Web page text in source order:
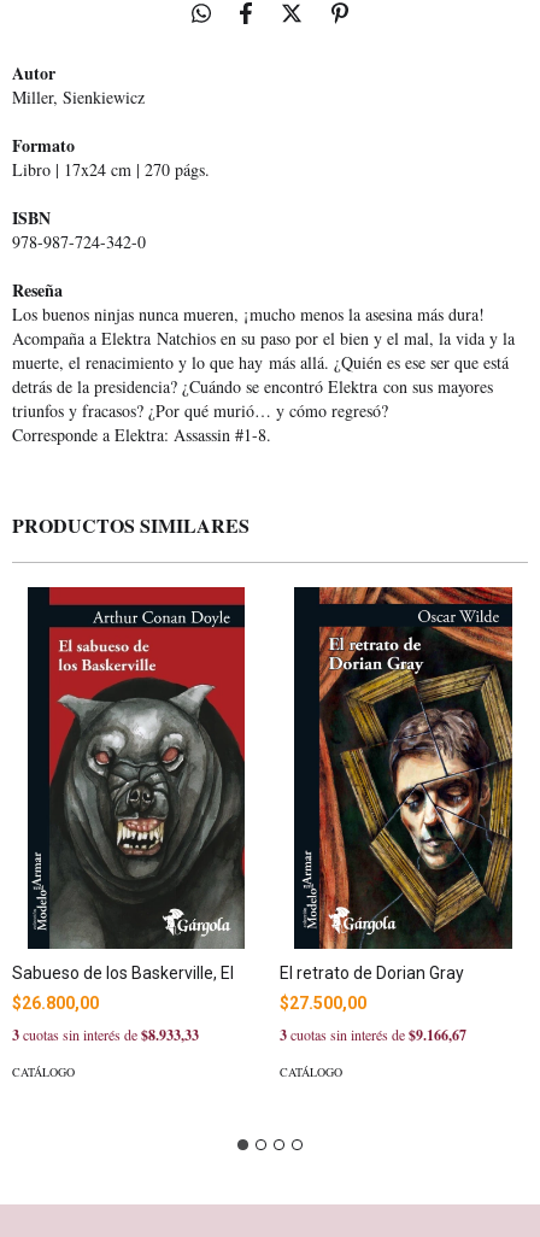
Autor
Miller, Sienkiewicz
Formato
Libro | 17x24 cm | 270 págs.
ISBN
978-987-724-342-0
Reseña
Los buenos ninjas nunca mueren, ¡mucho menos la asesina más dura!
Acompaña a Elektra Natchios en su paso por el bien y el mal, la vida y la
muerte, el renacimiento y lo que hay más allá. ¿Quién es ese ser que está
detrás de la presidencia? ¿Cuándo se encontró Elektra con sus mayores
triunfos y fracasos? ¿Por qué murió… y cómo regresó?
Corresponde a Elektra: Assassin #1-8.
PRODUCTOS SIMILARES
Sabueso de los Baskerville, El
$26.800,00
3cuotas sin interés de$8.933,33
CATÁLOGO
El retrato de Dorian Gray
$27.500,00
3cuotas sin interés de$9.166,67
CATÁLOGO